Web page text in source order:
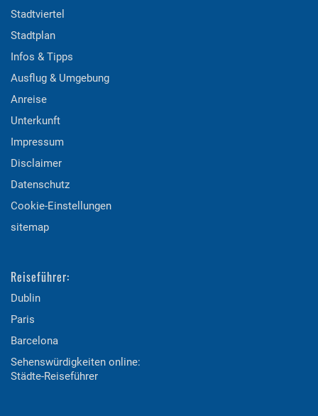
Stadtviertel
Stadtplan
Infos & Tipps
Ausflug & Umgebung
Anreise
Unterkunft
Impressum
Disclaimer
Datenschutz
Cookie-Einstellungen
sitemap
Reiseführer:
Dublin
Paris
Barcelona
Sehenswürdigkeiten online:
Städte-Reiseführer